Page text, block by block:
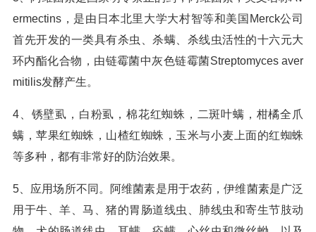
ermectins，是由日本北里大学大村智等和美国Merck公司
首先开发的一类具有杀虫、杀螨、杀线虫活性的十六元大
环内酯化合物，由链霉菌中灰色链霉菌Streptomyces aver
mitilis发酵产生。
4、锈壁虱，白粉虱，棉花红蜘蛛，二斑叶螨，柑橘全爪
螨，苹果红蜘蛛，山楂红蜘蛛，玉米与小麦上面的红蜘蛛
等多种，都有非常好的防治效果。
5、应用场所不同。阿维菌素是用于农药，伊维菌素是广泛
用于牛、羊、马、猪的胃肠道线虫、肺线虫和寄生节肢动